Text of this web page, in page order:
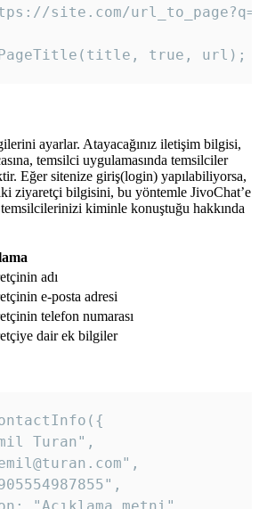
site.com/
true, url);
ayarlar. Atayacağınız iletişim bilgisi,
temsilci uygulamasında temsilciler
Eğer sitenize giriş(login) yapılabiliyorsa,
ziyaretçi bilgisini, bu yöntemle JivoChat’e
kiminle konuştuğu hakkında
adı
e-posta adresi
telefon numarası
dair ek bilgiler
Turan",